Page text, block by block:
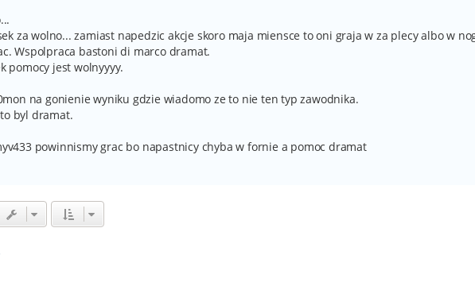
za wolno... zamiast napedzic akcje skoro maja miensce to oni graja w za plecy albo w
Wspolpraca bastoni di marco dramat.
pomocy jest wolnyyyy.
na gonienie wyniku gdzie wiadomo ze to nie ten typ zawodnika.
byl dramat.
powinnismy grac bo napastnicy chyba w fornie a pomoc dramat